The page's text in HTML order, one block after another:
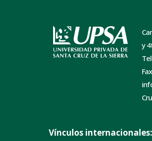
y
Vínculos internacionales: